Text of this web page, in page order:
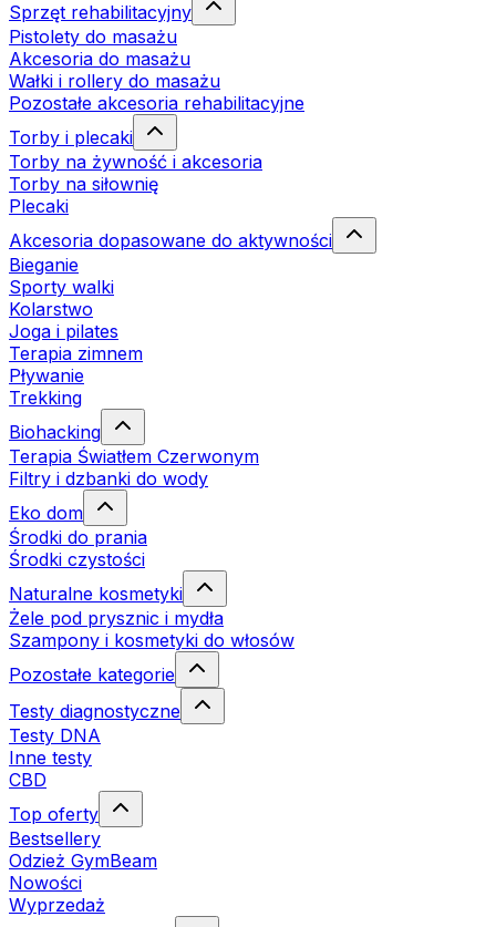
Sprzęt rehabilitacyjny
Pistolety do masażu
Akcesoria do masażu
Wałki i rollery do masażu
Pozostałe akcesoria rehabilitacyjne
Torby i plecaki
Torby na żywność i akcesoria
Torby na siłownię
Plecaki
Akcesoria dopasowane do aktywności
Bieganie
Sporty walki
Kolarstwo
Joga i pilates
Terapia zimnem
Pływanie
Trekking
Biohacking
Terapia Światłem Czerwonym
Filtry i dzbanki do wody
Eko dom
Środki do prania
Środki czystości
Naturalne kosmetyki
Żele pod prysznic i mydła
Szampony i kosmetyki do włosów
Pozostałe kategorie
Testy diagnostyczne
Testy DNA
Inne testy
CBD
Top oferty
Bestsellery
Odzież GymBeam
Nowości
Wyprzedaż